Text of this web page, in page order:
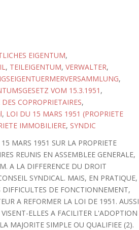
EIGENTUM,
, TEILEIGENTUM, VERWALTER,
,
VOM 15.3.1951 ,
COPROPRIETAIRES,
, LOI DU 15 MARS 1951 (PROPRIETE
IMMOBILIERE, SYNDIC
MARS 1951 SUR LA PROPRIETE
REUNIS EN ASSEMBLEE GENERALE,
A LA DIFFERENCE DU DROIT
SYNDICAL. MAIS, EN PRATIQUE,
DIFFICULTES DE FONCTIONNEMENT,
A REFORMER LA LOI DE 1951. AUSSI
ELLES A FACILITER L'ADOPTION
MAJORITE SIMPLE OU QUALIFIEE (2).